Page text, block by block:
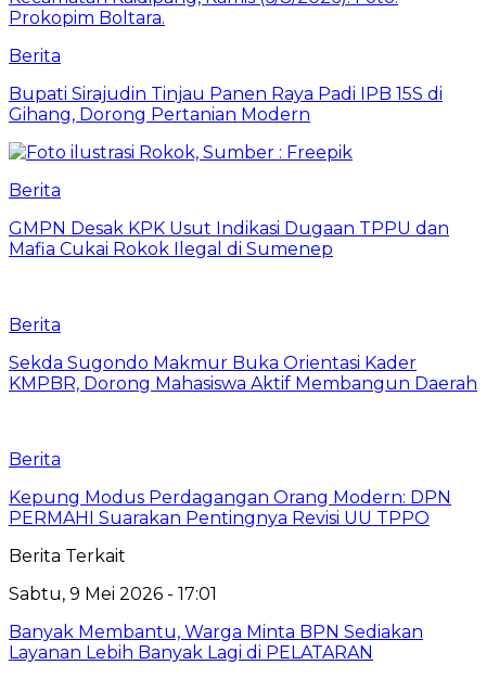
Berita
Bupati Sirajudin Tinjau Panen Raya Padi IPB 15S di
Gihang, Dorong Pertanian Modern
Berita
GMPN Desak KPK Usut Indikasi Dugaan TPPU dan
Mafia Cukai Rokok Ilegal di Sumenep
Berita
Sekda Sugondo Makmur Buka Orientasi Kader
KMPBR, Dorong Mahasiswa Aktif Membangun Daerah
Berita
Kepung Modus Perdagangan Orang Modern: DPN
PERMAHI Suarakan Pentingnya Revisi UU TPPO
Berita Terkait
Sabtu, 9 Mei 2026 - 17:01
Banyak Membantu, Warga Minta BPN Sediakan
Layanan Lebih Banyak Lagi di PELATARAN